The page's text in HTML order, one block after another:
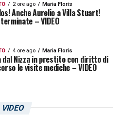
2 ore ago Maria Floris
Anche Aurelio a Villa Stuart!
– VIDEO
4 ore ago Maria Floris
dal Nizza in prestito con diritto di
le visite mediche – VIDEO
VIDEO